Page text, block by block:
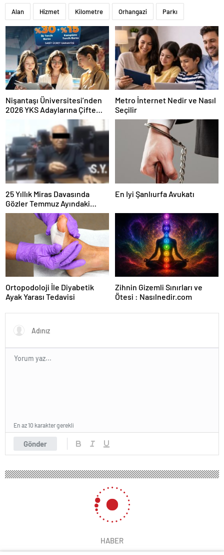
Alan Hizmet Kilometre Orhangazi Parkı
Nişantaşı Üniversitesi’nden
2026 YKS Adaylarına Çifte
Güvence: Sabit Ücret ve
Kesintisiz Burs
Metro İnternet Nedir ve Nasıl
Seçilir
25 Yıllık Miras Davasında
Gözler Temmuz Ayındaki
Karar Duruşmasına Çevrildi
En Iyi Şanlıurfa Avukatı
Ortopodoloji İle Diyabetik
Ayak Yarası Tedavisi
Zihnin Gizemli Sınırları ve
Ötesi : Nasılnedir.com
Gönder
En az 10 karakter gerekli
HABER